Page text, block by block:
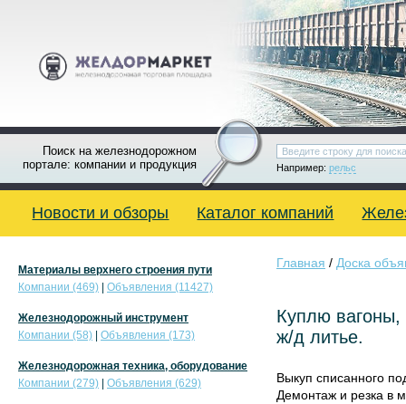
Поиск на железнодорожном
портале: компании и продукция
Например: рельс
Новости и обзоры Каталог компаний
Главная / Доска
Куплю вагоны,
ж/д литье.
Выкуп списанного
Демонтаж и резка в
Материалы верхнего строения пути
Компании (469)
Объявления (11427)
Железнодорожный инструмент
Компании (58)
Объявления (173)
Железнодорожная техника, оборудование
Компании (279)
Объявления (629)